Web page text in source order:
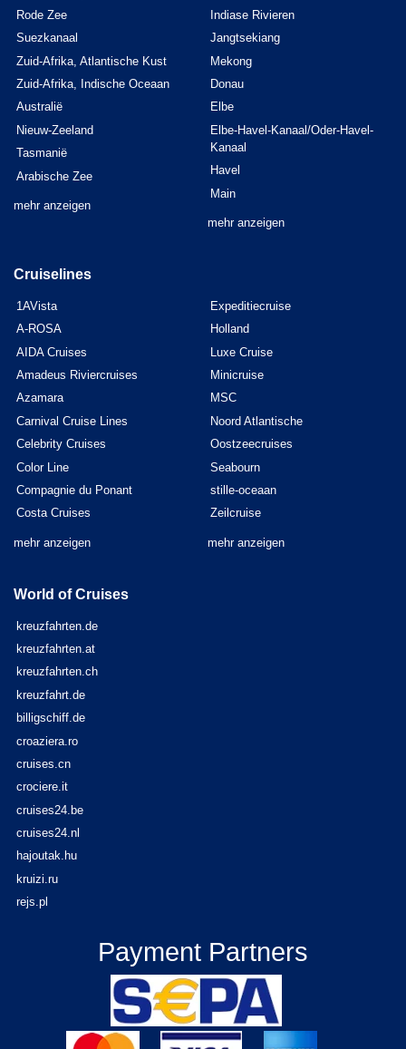
Rode Zee
Suezkanaal
Zuid-Afrika, Atlantische Kust
Zuid-Afrika, Indische Oceaan
Australië
Nieuw-Zeeland
Tasmanië
Arabische Zee
mehr anzeigen
Indiase Rivieren
Jangtsekiang
Mekong
Donau
Elbe
Elbe-Havel-Kanaal/Oder-Havel-
Kanaal
Havel
Main
mehr anzeigen
Cruiselines
1AVista
A-ROSA
AIDA Cruises
Amadeus Riviercruises
Azamara
Carnival Cruise Lines
Celebrity Cruises
Color Line
Compagnie du Ponant
Costa Cruises
mehr anzeigen
Expeditiecruise
Holland
Luxe Cruise
Minicruise
MSC
Noord Atlantische
Oostzeecruises
Seabourn
stille-oceaan
Zeilcruise
mehr anzeigen
World of Cruises
kreuzfahrten.de
kreuzfahrten.at
kreuzfahrten.ch
kreuzfahrt.de
billigschiff.de
croaziera.ro
cruises.cn
crociere.it
cruises24.be
cruises24.nl
hajoutak.hu
kruizi.ru
rejs.pl
Payment Partners